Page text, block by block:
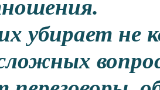
убирает не